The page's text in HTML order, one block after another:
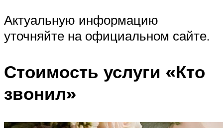
Актуальную информацию
уточняйте на официальном сайте.
Стоимость услуги «Кто
звонил»